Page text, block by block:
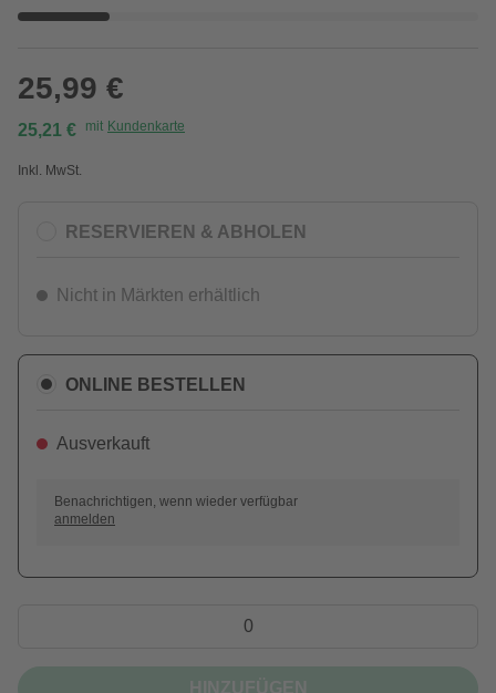
25,99 €
25,21 € mit Kundenkarte
Inkl. MwSt.
RESERVIEREN & ABHOLEN
Nicht in Märkten erhältlich
ONLINE BESTELLEN
Ausverkauft
Benachrichtigen, wenn wieder verfügbar
anmelden